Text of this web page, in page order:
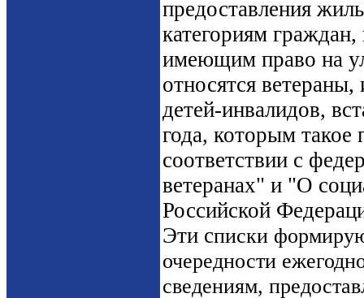
предоставления
категориям
имеющим право на
относятся
детей-инвалидов,
года, которым такое
соответствии с
ветеранах" и "О
Российской
Эти списки
очередности
сведениям,